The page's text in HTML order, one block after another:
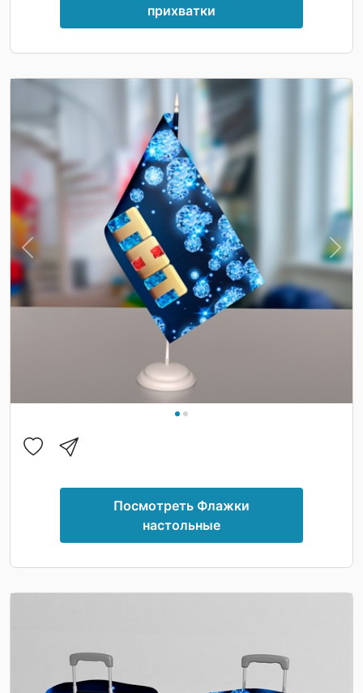
прихватки
Previous Next
Посмотреть Флажки
настольные